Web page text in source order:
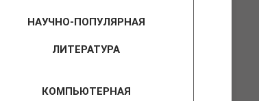
НАУЧНО-ПОПУЛЯРНАЯ
ЛИТЕРАТУРА
КОМПЬЮТЕРНАЯ